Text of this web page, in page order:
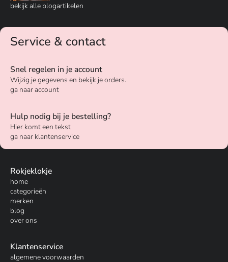
bekijk alle blogartikelen
Service & contact
Snel regelen in je account
Wijzig je gegevens en bekijk je orders.
ga naar account
Hulp nodig bij je bestelling?
Hier komt een tekst
ga naar klantenservice
Rokjeklokje
home
categorieën
merken
blog
over ons
Klantenservice
algemene voorwaarden